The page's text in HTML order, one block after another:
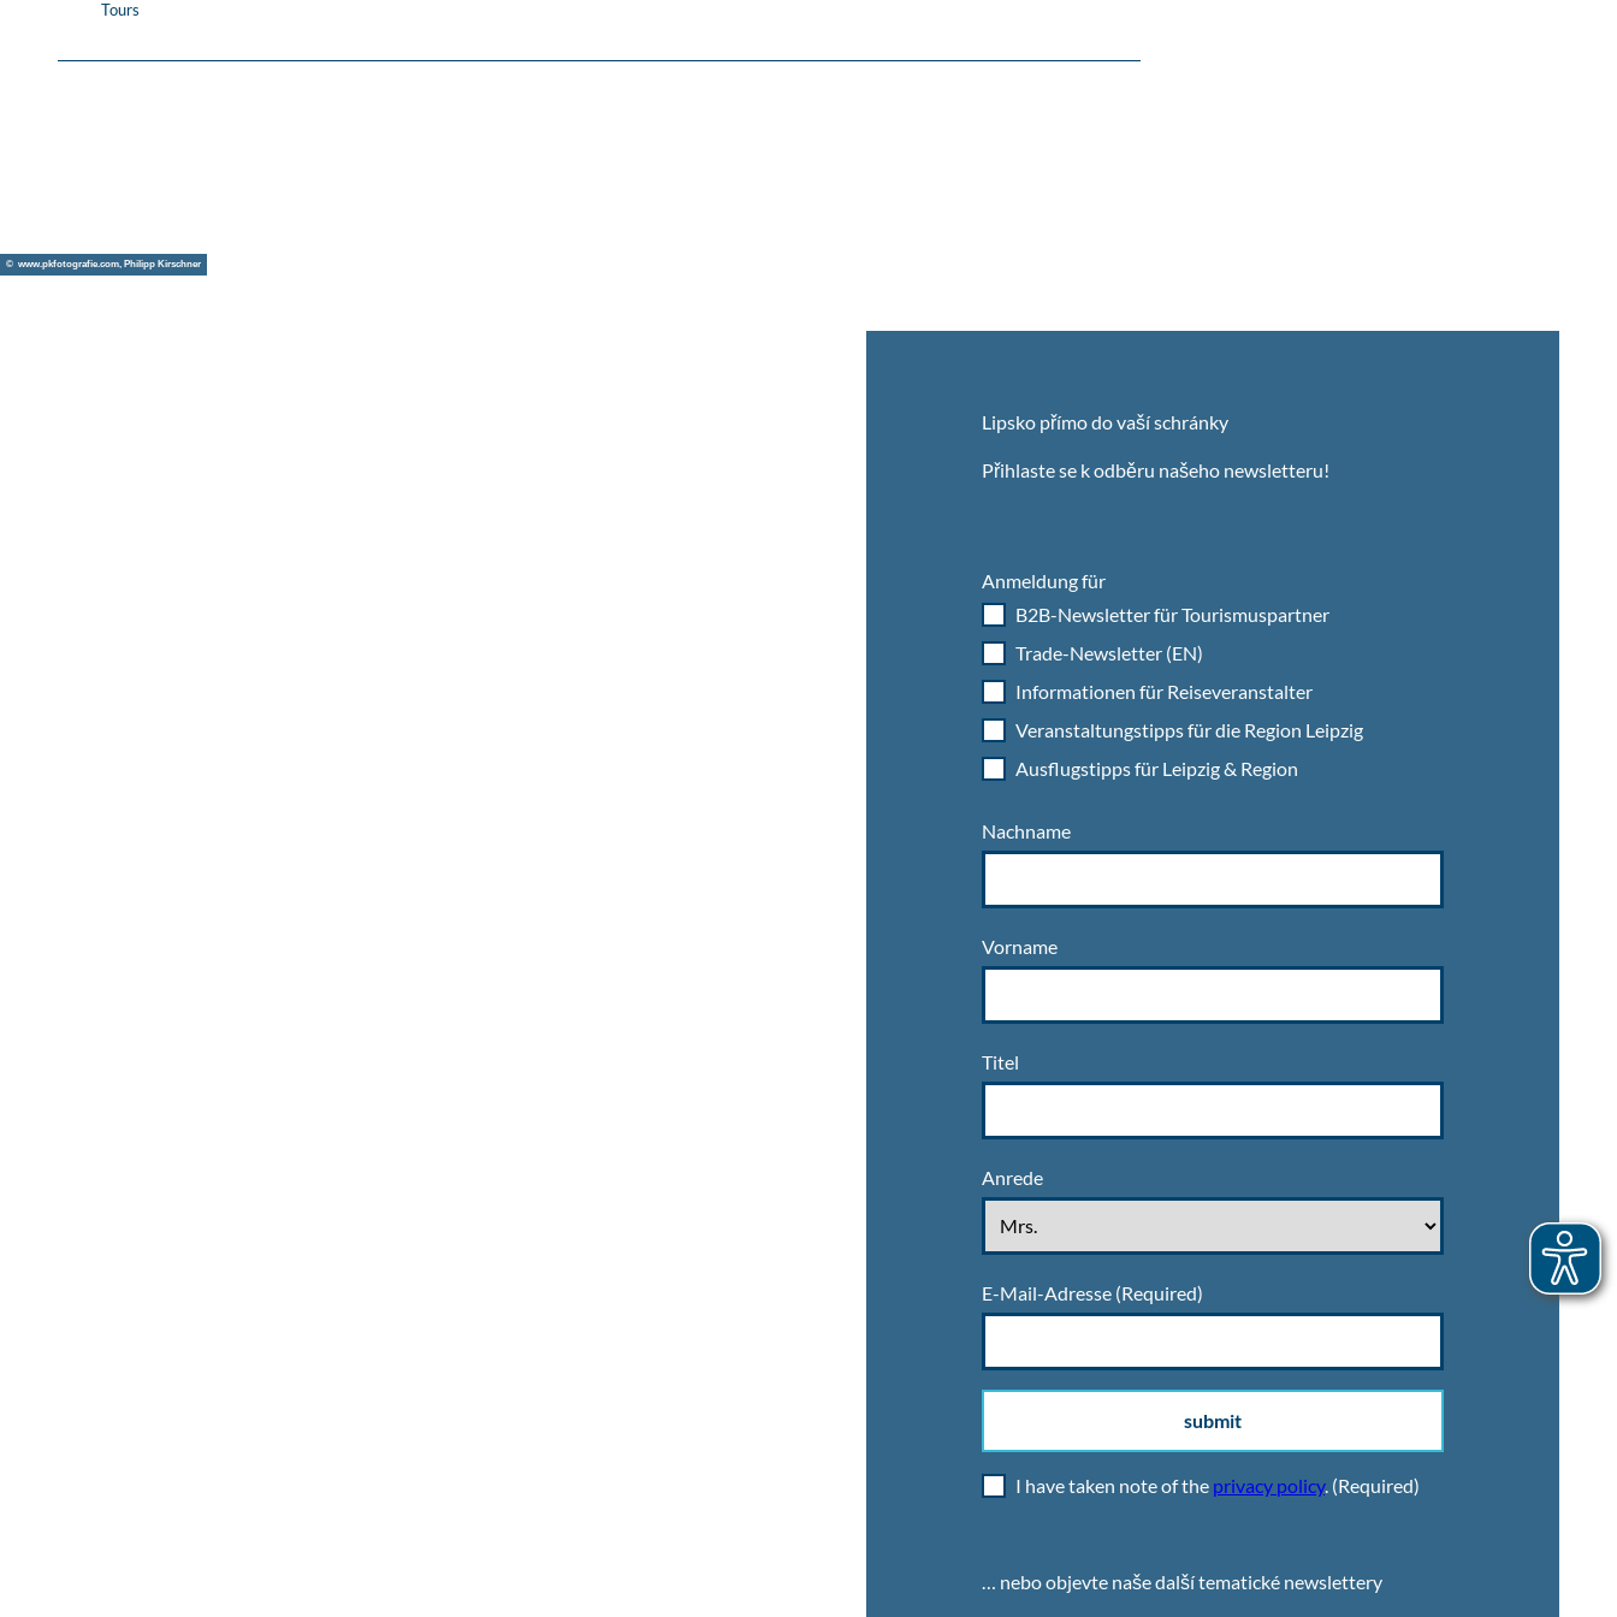
Tours
© www.pkfotografie.com, Philipp Kirschner
Lipsko přímo do vaší schránky
Přihlaste se k odběru našeho newsletteru!
Anmeldung für
B2B-Newsletter für Tourismuspartner
Trade-Newsletter (EN)
Informationen für Reiseveranstalter
Veranstaltungstipps für die Region Leipzig
Ausflugstipps für Leipzig & Region
Nachname
Vorname
Titel
Anrede
E-Mail-Adresse (Required)
submit
I have taken note of the privacy policy. (Required)
… nebo objevte naše další tematické newslettery